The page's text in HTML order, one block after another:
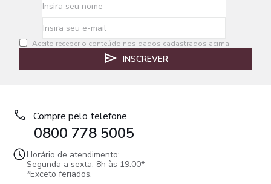
Aceito receber o conteúdo nos dados cadastrados acima
INSCREVER
Compre pelo telefone
0800 778 5005
Horário de atendimento:
Segunda a sexta, 8h às 19:00*
*Exceto feriados.